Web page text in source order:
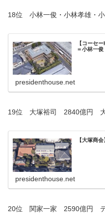
18位 小林一俊・小林孝雄・
【コーセ
＝小林一俊
presidenthouse.net
19位 大塚裕司 2840億円
【大塚商
presidenthouse.net
20位 関家一家 2590億円 デ